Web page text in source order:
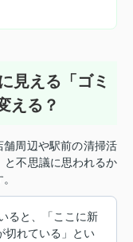
見える「ゴミ
える？
周辺や駅前の清掃活
と不思議に思われるか
ると、「ここに新
切れている」とい